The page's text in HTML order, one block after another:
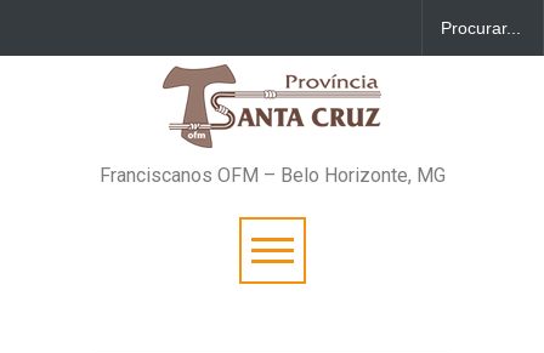
Franciscanos OFM – Belo Horizonte, MG